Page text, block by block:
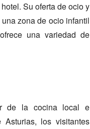
Su oferta de ocio y
zona de ocio infantil
una variedad de
de la cocina local e
los visitantes